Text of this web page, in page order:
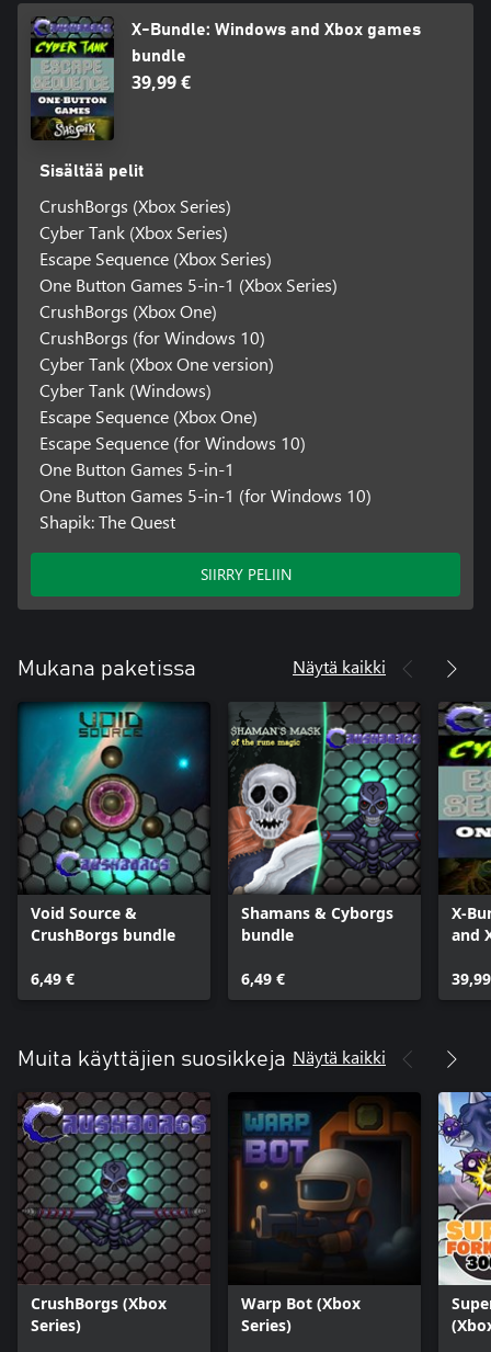
X-Bundle: Windows and Xbox games
bundle
39,99 €
Sisältää pelit
CrushBorgs (Xbox Series)
Cyber Tank (Xbox Series)
Escape Sequence (Xbox Series)
One Button Games 5-in-1 (Xbox Series)
CrushBorgs (Xbox One)
CrushBorgs (for Windows 10)
Cyber Tank (Xbox One version)
Cyber Tank (Windows)
Escape Sequence (Xbox One)
Escape Sequence (for Windows 10)
One Button Games 5-in-1
One Button Games 5-in-1 (for Windows 10)
Shapik: The Quest
SIIRRY PELIIN
Mukana paketissa Näytä kaikki
Void Source &
CrushBorgs bundle
6,49 €
Shamans & Cyborgs
bundle
6,49 €
X-
and
Muita käyttäjien suosikkeja Näytä kaikki
CrushBorgs (Xbox
Series)
Warp Bot (Xbox
Series)